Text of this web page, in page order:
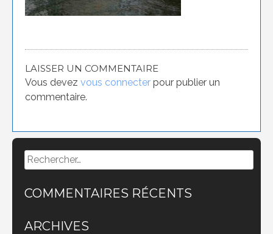
LAISSER UN COMMENTAIRE
Vous devez vous connecter pour publier un
commentaire.
Rechercher :
COMMENTAIRES RÉCENTS
ARCHIVES